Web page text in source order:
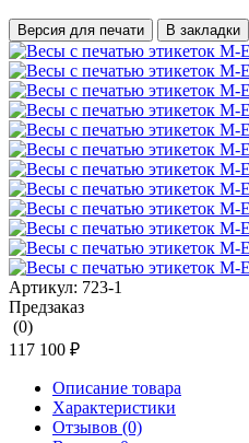
Версия для печати В закладки
Артикул: 723-1
Предзаказ
(0)
117 100 ₽
Описание товара
Характеристики
Отзывов (0)